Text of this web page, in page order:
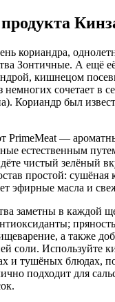
кориандра,
Зонтичные. А ещё
кишнецом
немногих сочетает в
Кориандр был
PrimeMeat —
естественным
чистый зелёный
простой: сушёная
эфирные масла и
заметны в каждой
а также
соли. Используйте
и тушёных блюдах,
подходит для